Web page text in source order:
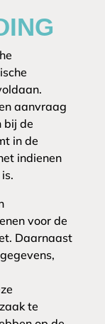
aanvraag
bij de
in de
indienen
voor de
Daarnaast
te